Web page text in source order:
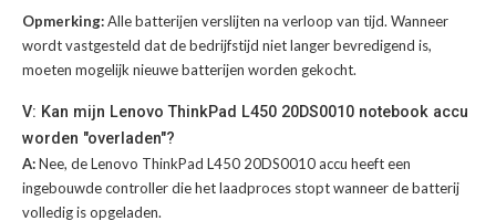
Opmerking:Alle batterijen verslijten na verloop van tijd. Wanneer
wordt vastgesteld dat de bedrijfstijd niet langer bevredigend is,
moeten mogelijk nieuwe batterijen worden gekocht.
V: Kan mijn Lenovo ThinkPad L450 20DS0010 notebook accu
worden "overladen"?
A:Nee, de Lenovo ThinkPad L450 20DS0010 accu heeft een
ingebouwde controller die het laadproces stopt wanneer de batterij
volledig is opgeladen.